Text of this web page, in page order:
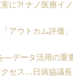
実に?! ナノ医療イ
アウトカム評価
―データ活用の重
セス…日病協議